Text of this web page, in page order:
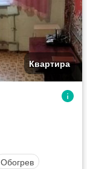
Квартира
Обогрев